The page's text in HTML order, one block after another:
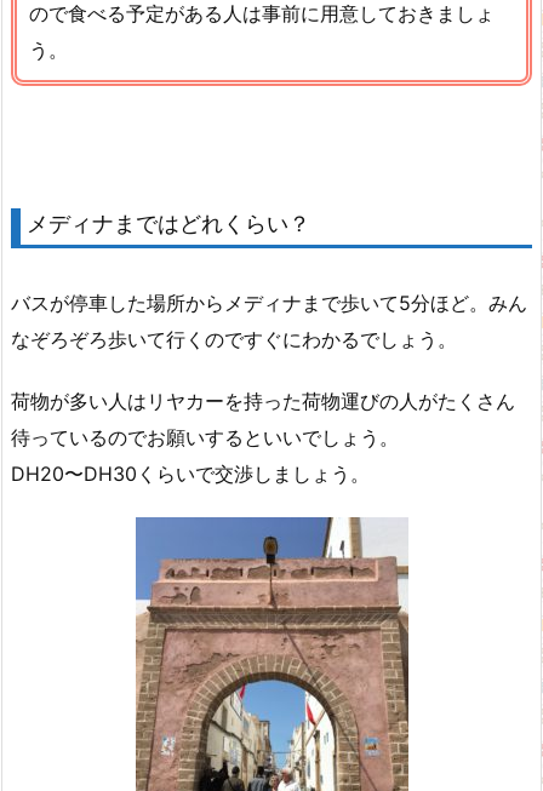
ので食べる予定がある人は事前に用意しておきましょ
う。
メディナまではどれくらい？
バスが停車した場所からメディナまで歩いて5分ほど。みん
なぞろぞろ歩いて行くのですぐにわかるでしょう。
荷物が多い人はリヤカーを持った荷物運びの人がたくさん
待っているのでお願いするといいでしょう。
DH20〜DH30くらいで交渉しましょう。